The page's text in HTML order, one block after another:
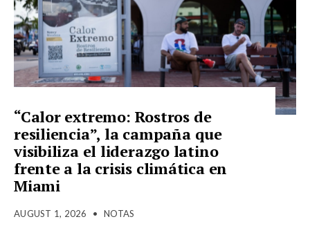
“Calor extremo: Rostros de
resiliencia”, la campaña que
visibiliza el liderazgo latino
frente a la crisis climática en
Miami
AUGUST 1, 2026 • NOTAS